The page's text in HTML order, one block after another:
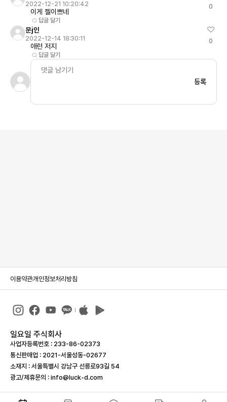
2022-12-21 10:20:42
이게 젤이쁘네
답글 달기
0
문j인
2022-12-14 18:30:11
애런 저지
답글 달기
0
등록
이용약관개인정보처리방침
일요일 주식회사
사업자등록번호 : 233-86-023­73
통신판매업 : 2021-서울성동-02677
소재지 : 서울특별시 강남구 선릉로93길 54
광고/제휴문의 : info@luck-d.com